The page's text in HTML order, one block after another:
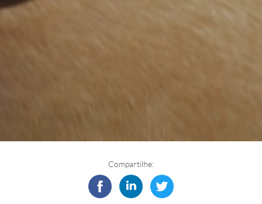
Compartilhe: